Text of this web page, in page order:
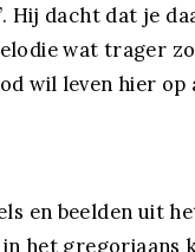
Hij dacht dat je
wat trager
wil leven hier op
en beelden uit
het gregoriaans